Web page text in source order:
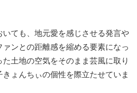
ても、地元愛を感じさせる発言や
ンとの距離感を縮める要素になっ
土地の空気をそのまま芸風に取り
ょんちぃの個性を際立たせていま